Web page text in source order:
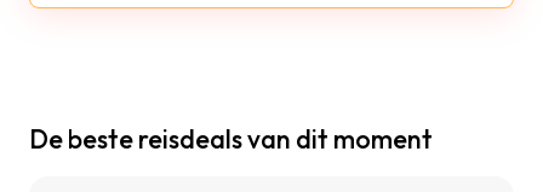
De beste reisdeals van dit moment